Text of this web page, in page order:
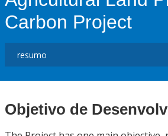
Carbon Project
Objetivo de